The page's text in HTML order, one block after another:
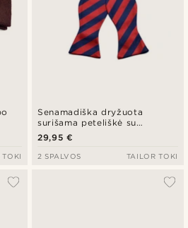
TOKI
Senamadiška dryžuota
surišama peteliškė su
išlyginimu
29,95 €
2 SPALVOS TAILOR TOKI